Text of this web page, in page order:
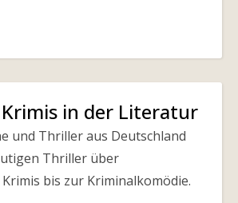
in der Literatur
und Thriller aus Deutschland
Thriller über
bis zur Kriminalkomödie.